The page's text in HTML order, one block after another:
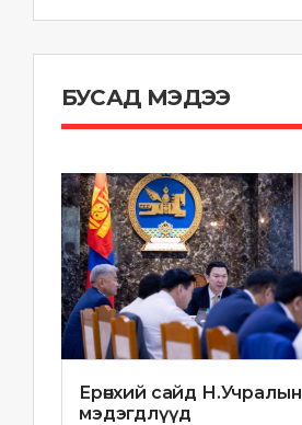
БУСАД МЭДЭЭ
Ерөнхий сайд Н.Учралын
мэдэгдлүүд